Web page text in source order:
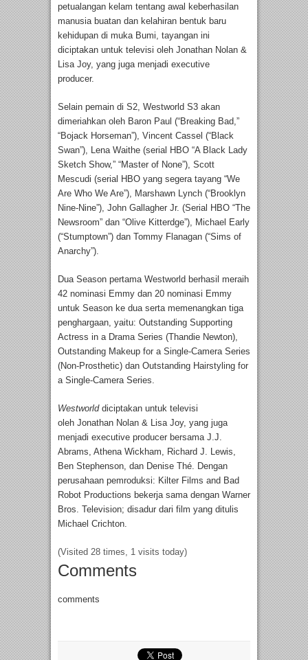
petualangan kelam tentang awal keberhasilan
manusia buatan dan kelahiran bentuk baru
kehidupan di muka Bumi, tayangan ini
diciptakan untuk televisi oleh Jonathan Nolan &
Lisa Joy, yang juga menjadi executive
producer.
Selain pemain di S2, Westworld S3 akan
dimeriahkan oleh Baron Paul (“Breaking Bad,”
“Bojack Horseman”), Vincent Cassel (“Black
Swan”), Lena Waithe (serial HBO “A Black Lady
Sketch Show,” “Master of None”), Scott
Mescudi (serial HBO yang segera tayang “We
Are Who We Are”), Marshawn Lynch (“Brooklyn
Nine-Nine”), John Gallagher Jr. (Serial HBO “The
Newsroom” dan “Olive Kitterdge”), Michael Early
(“Stumptown”) dan Tommy Flanagan (“Sims of
Anarchy”).
Dua Season pertama Westworld berhasil meraih
42 nominasi Emmy dan 20 nominasi Emmy
untuk Season ke dua serta memenangkan tiga
penghargaan, yaitu: Outstanding Supporting
Actress in a Drama Series (Thandie Newton),
Outstanding Makeup for a Single-Camera Series
(Non-Prosthetic) dan Outstanding Hairstyling for
a Single-Camera Series.
Westworlddiciptakan untuk televisi
oleh Jonathan Nolan & Lisa Joy, yang juga
menjadi executive producer bersama J.J.
Abrams, Athena Wickham, Richard J. Lewis,
Ben Stephenson, dan Denise Thé. Dengan
perusahaan pemroduksi: Kilter Films and Bad
Robot Productions bekerja sama dengan Warner
Bros. Television; disadur dari film yang ditulis
Michael Crichton.
(Visited 28 times, 1 visits today)
Comments
comments